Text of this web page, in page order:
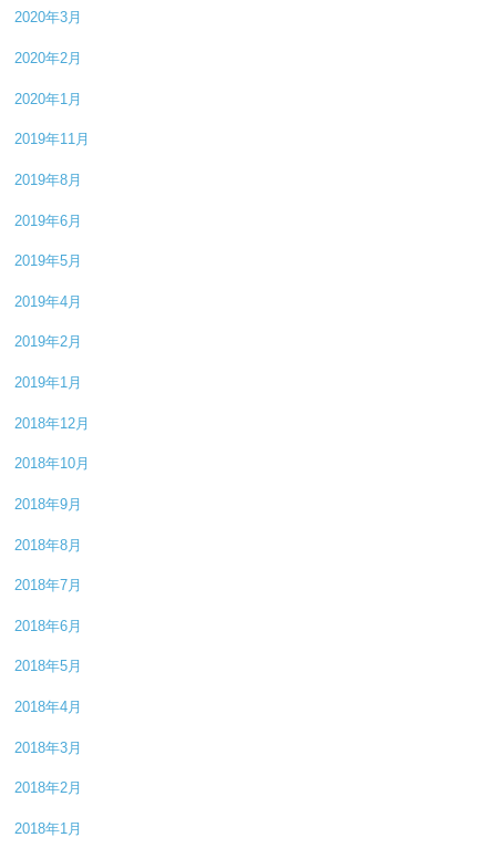
2020年3月
2020年2月
2020年1月
2019年11月
2019年8月
2019年6月
2019年5月
2019年4月
2019年2月
2019年1月
2018年12月
2018年10月
2018年9月
2018年8月
2018年7月
2018年6月
2018年5月
2018年4月
2018年3月
2018年2月
2018年1月